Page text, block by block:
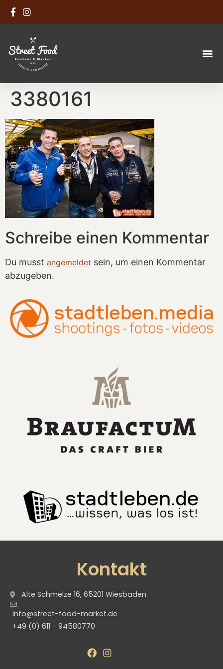
3380161
Schreibe einen Kommentar
Du musst angemeldet sein, um einen Kommentar
abzugeben.
Kontakt
Alte Schmelze 16, 65201 Wiesbaden
info@street-food-market.de
+49 (0) 611 - 94580770